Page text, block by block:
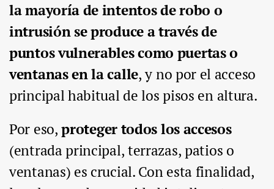
la mayoría de intentos de robo o
intrusión se produce a través de
puntos vulnerables como puertas o
ventanas en la calle, y no por el acceso
principal habitual de los pisos en altura.
Por eso,proteger todos los accesos
(entrada principal, terrazas, patios o
ventanas) es crucial. Con esta finalidad,